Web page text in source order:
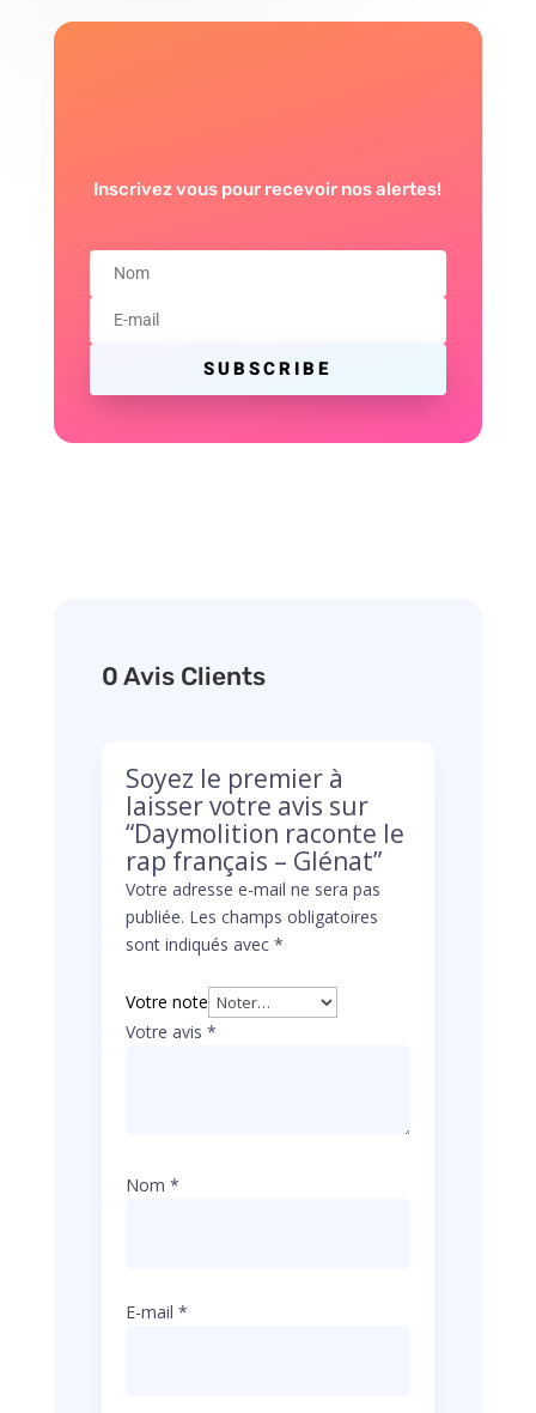
Inscrivez vous pour recevoir nos alertes!
SUBSCRIBE
0 Avis Clients
Soyez le premier à
laisser votre avis sur
“Daymolition raconte le
rap français – Glénat”
Votre adresse e-mail ne sera pas
publiée. Les champs obligatoires
sont indiqués avec *
Votre note
Votre avis *
Nom *
E-mail *